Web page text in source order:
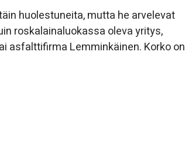
huolestuneita, mutta he arvelevat
roskalainaluokassa oleva yritys,
asfalttifirma Lemminkäinen. Korko on